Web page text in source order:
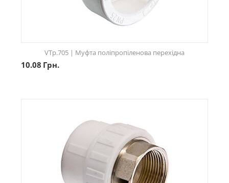
VTp.705 | Муфта поліпропіленова перехідна
10.08 Грн.